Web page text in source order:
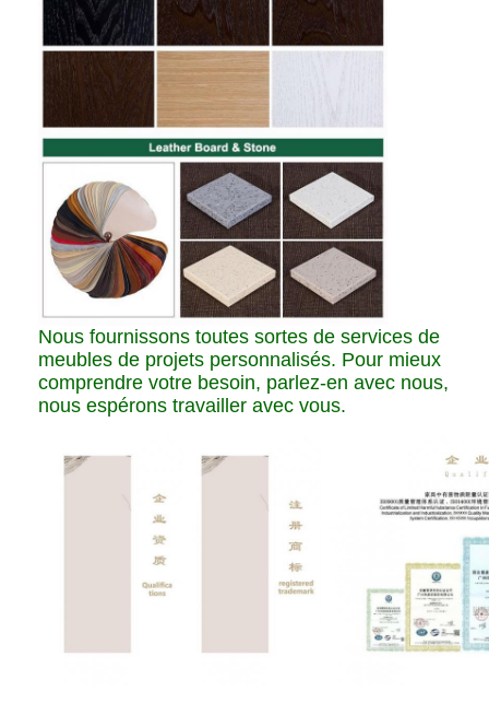
Nous fournissons toutes sortes de services de
meubles de projets personnalisés. Pour mieux
comprendre votre besoin, parlez-en avec nous,
nous espérons travailler avec vous.